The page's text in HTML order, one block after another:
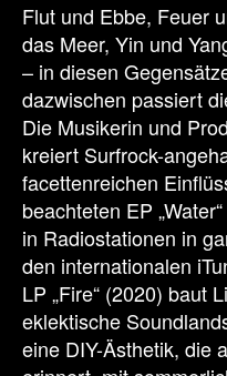
Flut und Ebbe, Feuer
das Meer, Yin und
– in diesen
dazwischen passiert
Die Musikerin und
kreiert Surfrock-
facettenreichen
beachteten EP
in Radiostationen in
den internationalen
LP „Fire“ (2020) baut
eklektische
eine DIY-Ästhetik, die